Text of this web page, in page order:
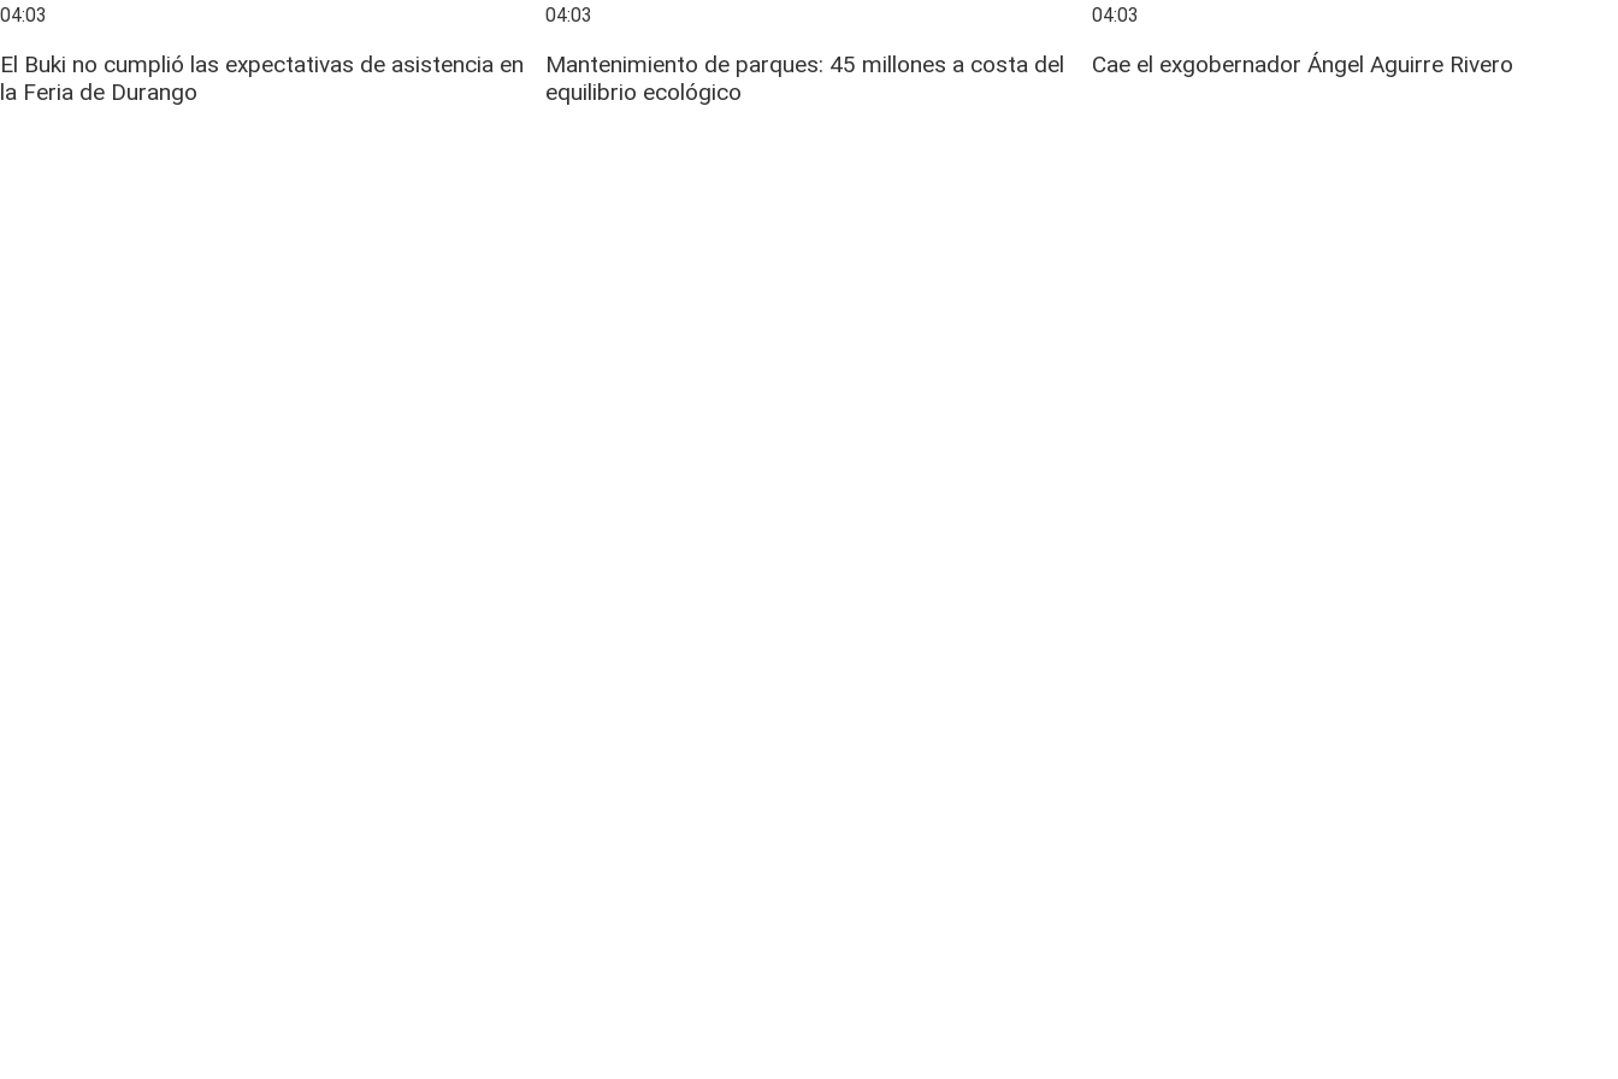
04:03
El Buki no cumplió las expectativas de asistencia en
la Feria de Durango
04:03
Mantenimiento de parques: 45 millones a costa del
equilibrio ecológico
04:03
Cae el exgobernador Ángel Aguirre Rivero